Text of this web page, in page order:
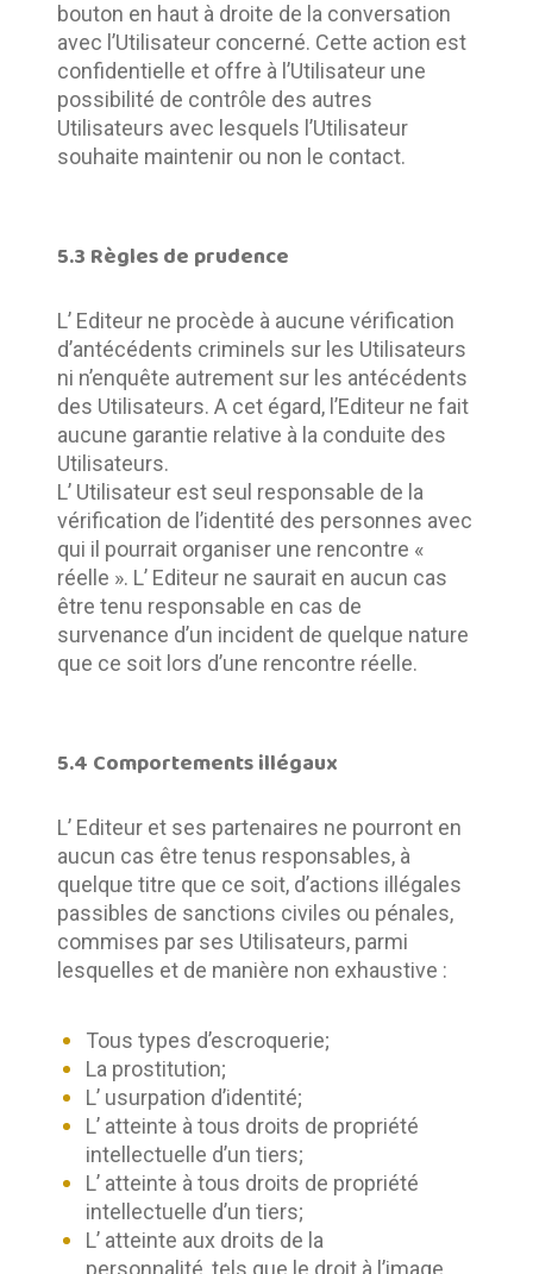
bouton en haut à droite de la conversation
avec l’Utilisateur concerné. Cette action est
confidentielle et offre à l’Utilisateur une
possibilité de contrôle des autres
Utilisateurs avec lesquels l’Utilisateur
souhaite maintenir ou non le contact.
5.3 Règles de prudence
L’ Editeur ne procède à aucune vérification
d’antécédents criminels sur les Utilisateurs
ni n’enquête autrement sur les antécédents
des Utilisateurs. A cet égard, l’Editeur ne fait
aucune garantie relative à la conduite des
L’ Utilisateur est seul responsable de la
vérification de l’identité des personnes avec
qui il pourrait organiser une rencontre «
réelle ». L’ Editeur ne saurait en aucun cas
être tenu responsable en cas de
survenance d’un incident de quelque nature
que ce soit lors d’une rencontre réelle.
5.4 Comportements illégaux
L’ Editeur et ses partenaires ne pourront en
aucun cas être tenus responsables, à
quelque titre que ce soit, d’actions illégales
passibles de sanctions civiles ou pénales,
commises par ses Utilisateurs, parmi
lesquelles et de manière non exhaustive :
Tous types d’escroquerie;
La prostitution;
L’ usurpation d’identité;
L’ atteinte à tous droits de propriété
intellectuelle d’un tiers;
L’ atteinte à tous droits de propriété
intellectuelle d’un tiers;
L’ atteinte aux droits de la
personnalité, tels que le droit à l’image